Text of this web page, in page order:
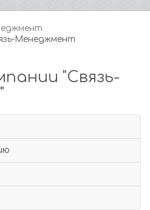
Менеджмент
"Связь-